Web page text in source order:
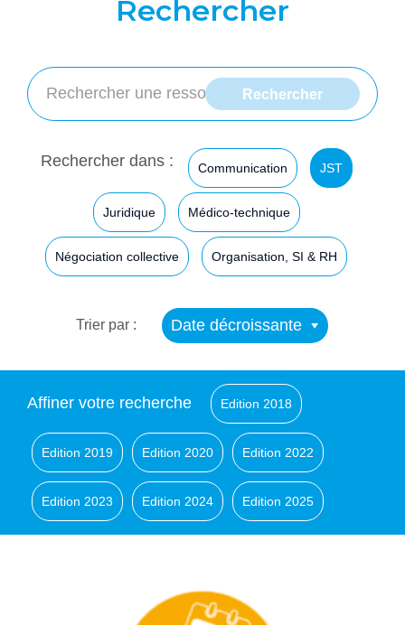
Rechercher
Rechercher dans : Communication JST
Juridique Médico-technique
Négociation collective Organisation, SI & RH
Trier par : Date décroissante
Affiner votre recherche Edition 2018
Edition 2019 Edition 2020 Edition 2022
Edition 2023 Edition 2024 Edition 2025